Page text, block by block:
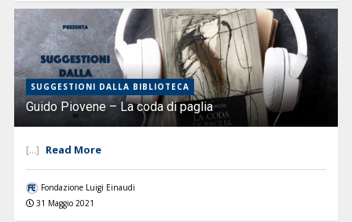
SUGGESTIONI DALLA BIBLIOTECA
Guido Piovene – La coda di paglia
[...] Read More
Fondazione Luigi Einaudi
31 Maggio 2021